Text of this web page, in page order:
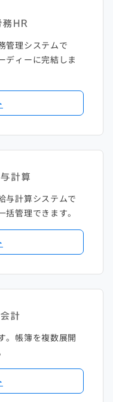
管理システムで
ディーに完結しま
与計算システムで
管理できます。
。帳簿を複数展開